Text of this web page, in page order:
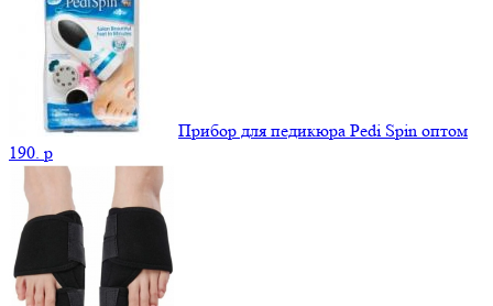
Прибор для педикюра Pedi Spin оптом
190. p